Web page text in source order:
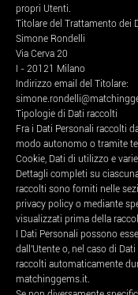
propri Utenti.
Titolare del Trattamento dei
Simone Rondelli
Via Cerva 20
I - 20121 Milano
Indirizzo email del Titolare:
Tipologie di Dati raccolti
Fra i Dati Personali raccolti
modo autonomo o tramite
Cookie, Dati di utilizzo e
Dettagli completi su
raccolti sono forniti nelle
privacy policy o mediante
visualizzati prima della
I Dati Personali possono
dall'Utente o, nel caso di
raccolti automaticamente
matchinggems.it.